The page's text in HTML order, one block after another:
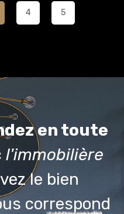
4 5
en toute
l'immobilière
le bien
correspond